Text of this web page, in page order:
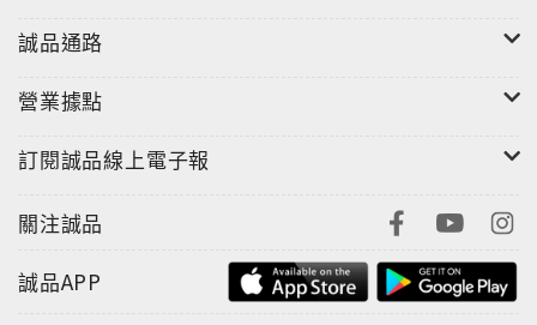
誠品通路
營業據點
訂閱誠品線上電子報
關注誠品
誠品APP